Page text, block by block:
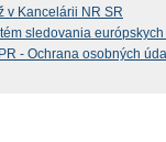
v Kancelárii NR SR
sledovania
- Ochrana osobných